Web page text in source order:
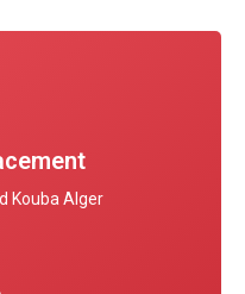
Kouba Alger